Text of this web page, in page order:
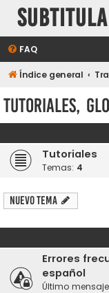
FAQ
Índice general
Tutoriales,
Tutoriales
Temas: 4
Nuevo Tema
Errores
español
Último